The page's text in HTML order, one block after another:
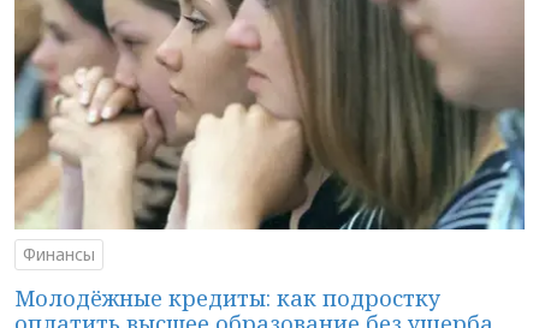
Финансы
Молодёжные кредиты: как подростку